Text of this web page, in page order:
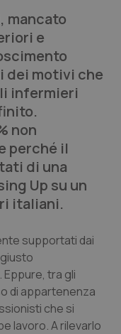
mancato
e
dei motivi che
infermieri
non
perché il
di una
Up su un
italiani.
supportati dai
tra gli
di appartenenza
che si
lavoro. A rilevarlo